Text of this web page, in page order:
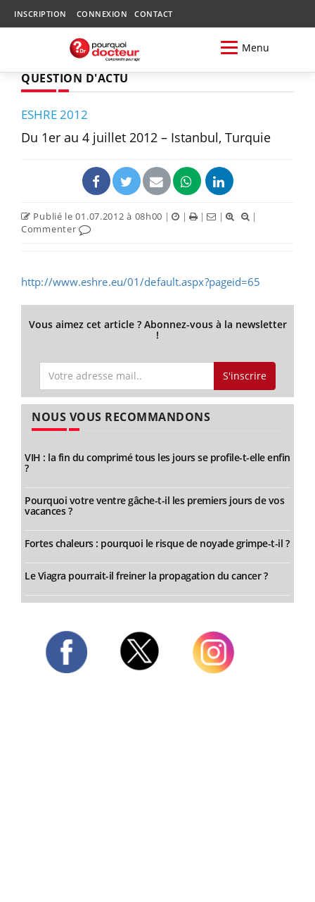
INSCRIPTION CONNEXION CONTACT
Menu
QUESTION D'ACTU
ESHRE 2012
Du 1er au 4 juillet 2012 – Istanbul, Turquie
Publié le 01.07.2012 à 08h00 | | | |
|
Commenter
http://www.eshre.eu/01/default.aspx?pageid=65
Vous aimez cet article ? Abonnez-vous à la newsletter
!
S'inscrire
NOUS VOUS RECOMMANDONS
VIH : la fin du comprimé tous les jours se profile-t-elle enfin
?
Pourquoi votre ventre gâche-t-il les premiers jours de vos
vacances ?
Fortes chaleurs : pourquoi le risque de noyade grimpe-t-il ?
Le Viagra pourrait-il freiner la propagation du cancer ?